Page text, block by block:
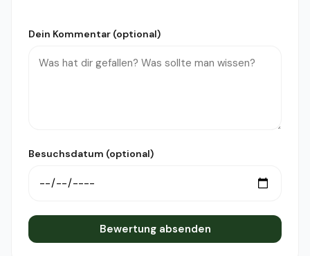
Dein Kommentar (optional)
Besuchsdatum (optional)
Bewertung absenden